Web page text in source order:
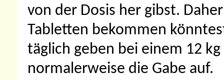
von der Dosis her gibst.
Tabletten bekommen
täglich geben bei einem 12
normalerweise die Gabe auf.